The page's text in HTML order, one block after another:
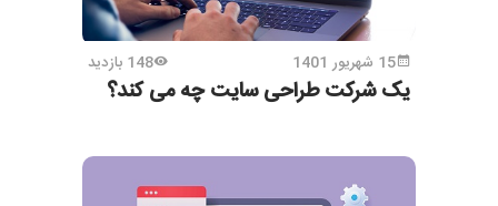
15 شهریور 1401 148 بازدید
یک شرکت طراحی سایت چه می کند؟